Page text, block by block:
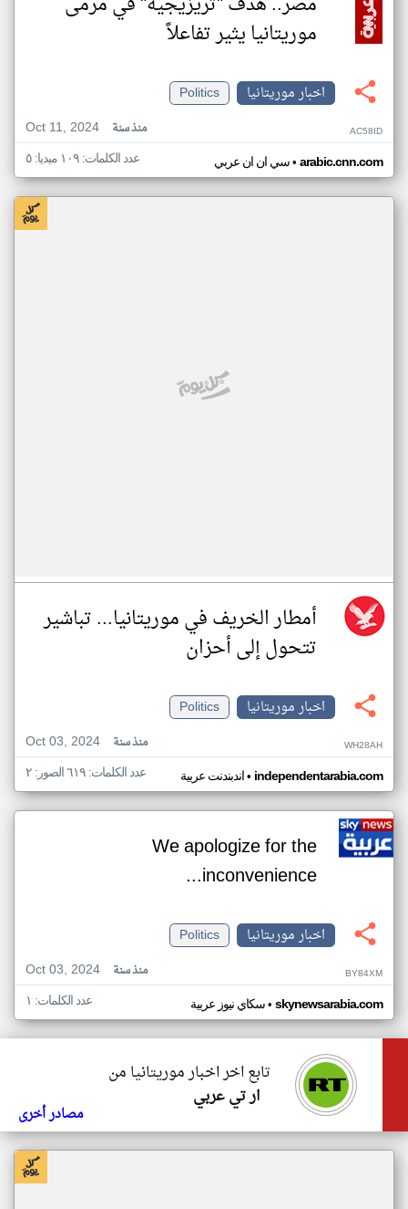
موريتانيا يثير تفاعلاً
اخبار موريتانيا
Politics
Oct 11, 2024
منذ سنة AC58ID
سي ان ان عربي• arabic.cnn.com عدد الكلمات: ١٠٩ ميديا: ٥
أمطار الخريف في موريتانيا... تباشير
تتحول إلى أحزان
اخبار موريتانيا
Politics
Oct 03, 2024
منذ سنة WH28AH
اندبندنت عربية• independentarabia.com عدد الكلمات: ٦١٩ الصور: ٢
We apologize for the
inconvenience...
اخبار موريتانيا
Politics
Oct 03, 2024
منذ سنة BY84XM
سكاي نيوز عربية• skynewsarabia.com عدد الكلمات: ١
تابع اخر اخبار موريتانيا من
ار تي عربي
مصادر أخرى